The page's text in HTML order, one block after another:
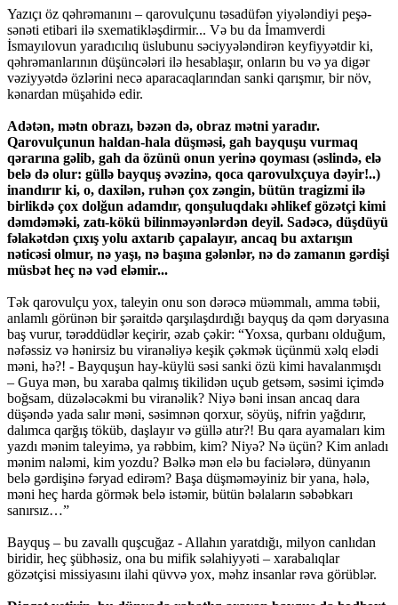
Yazıçı öz qəhrəmanını – qarovulçunu təsadüfən yiyələndiyi peşə-
sənəti etibari ilə sxematikləşdirmir... Və bu da İmamverdi
İsmayılovun yaradıcılıq üslubunu səciyyələndirən keyfiyyətdir ki,
qəhrəmanlarının düşüncələri ilə hesablaşır, onların bu və ya digər
vəziyyətdə özlərini necə aparacaqlarından sanki qarışmır, bir növ,
kənardan müşahidə edir.
Adətən, mətn obrazı, bəzən də, obraz mətni yaradır.
Qarovulçunun haldan-hala düşməsi, gah bayquşu vurmaq
qərarına gəlib, gah da özünü onun yerinə qoyması (əslində, elə
belə də olur: güllə bayquş əvəzinə, qoca qarovulxçuya dəyir!..)
inandırır ki, o, daxilən, ruhən çox zəngin, bütün tragizmi ilə
birlikdə çox dolğun adamdır, qonşuluqdakı əhlikef gözətçi kimi
dəmdəməki, zatı-kökü bilinməyənlərdən deyil. Sadəcə, düşdüyü
fəlakətdən çıxış yolu axtarıb çapalayır, ancaq bu axtarışın
nəticəsi olmur, nə yaşı, nə başına gələnlər, nə də zamanın gərdişi
müsbət heç nə vəd eləmir...
Tək qarovulçu yox, taleyin onu son dərəcə müəmmalı, amma təbii,
anlamlı görünən bir şəraitdə qarşılaşdırdığı bayquş da qəm dəryasına
baş vurur, tərəddüdlər keçirir, əzab çəkir: “Yoxsa, qurbanı olduğum,
nəfəssiz və hənirsiz bu viranəliyə keşik çəkmək üçünmü xəlq elədi
məni, hə?! - Bayquşun hay-küylü səsi sanki özü kimi havalanmışdı
– Guya mən, bu xaraba qalmış tikilidən uçub getsəm, səsimi içimdə
boğsam, düzələcəkmi bu viranəlik? Niyə bəni insan ancaq dara
düşəndə yada salır məni, səsimnən qorxur, söyüş, nifrin yağdırır,
dalımca qarğış töküb, daşlayır və güllə atır?! Bu qara ayamaları kim
yazdı mənim taleyimə, ya rəbbim, kim? Niyə? Nə üçün? Kim anladı
mənim naləmi, kim yozdu? Bəlkə mən elə bu faciələrə, dünyanın
belə gərdişinə fəryad edirəm? Başa düşməməyiniz bir yana, hələ,
məni heç harda görmək belə istəmir, bütün bəlaların səbəbkarı
sanırsız…”
Bayquş – bu zavallı quşcuğaz - Allahın yaratdığı, milyon canlıdan
biridir, heç şübhəsiz, ona bu mifik səlahiyyəti – xarabalıqlar
gözətçisi missiyasını ilahi qüvvə yox, məhz insanlar rəva görüblər.